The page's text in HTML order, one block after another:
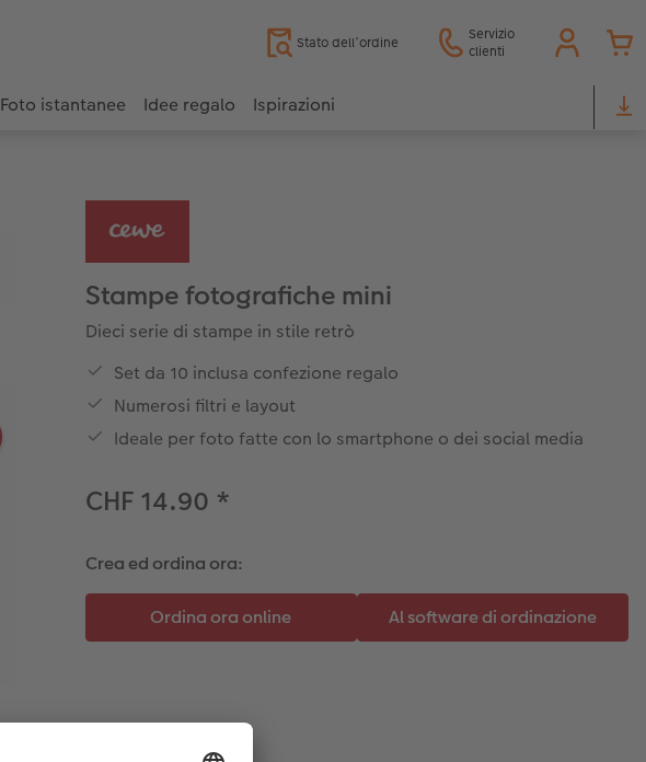
Stato dell’ordine
Servizio
clienti
Foto istantanee Idee regalo Ispirazioni
Stampe fotografiche mini
Dieci serie di stampe in stile retrò
Set da 10 inclusa confezione regalo
Numerosi filtri e layout
Ideale per foto fatte con lo smartphone o dei social media
CHF 14.90 *
Crea ed ordina ora: